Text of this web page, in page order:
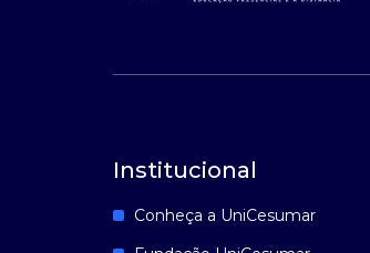
Institucional
Conheça a UniCesumar